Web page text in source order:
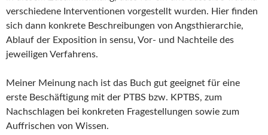
verschiedene Interventionen vorgestellt wurden. Hier finden
sich dann konkrete Beschreibungen von Angsthierarchie,
Ablauf der Exposition in sensu, Vor- und Nachteile des
jeweiligen Verfahrens.
Meiner Meinung nach ist das Buch gut geeignet für eine
erste Beschäftigung mit der PTBS bzw. KPTBS, zum
Nachschlagen bei konkreten Fragestellungen sowie zum
Auffrischen von Wissen.